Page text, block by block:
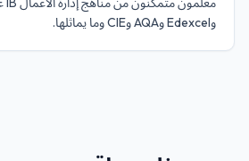
وEdexcel وAQA وCIE وما يماثلها.